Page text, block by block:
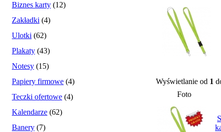
Biznes karty (12)
Zakładki (4)
Ulotki (62)
Plakaty (43)
Notesy (15)
Papiery firmowe (4)
Teczki ofertowe (4)
Kalendarze (62)
Banery (7)
Wyświetlanie od 1
Foto